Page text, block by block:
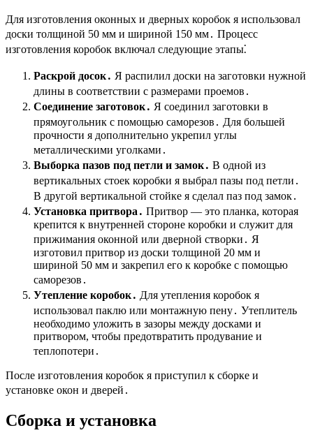
Для изготовления оконных и дверных коробок я использовал
доски толщиной 50 мм и шириной 150 мм․ Процесс
изготовления коробок включал следующие этапы⁚
Раскрой досок․ Я распилил доски на заготовки нужной
длины в соответствии с размерами проемов․
Соединение заготовок․ Я соединил заготовки в
прямоугольник с помощью саморезов․ Для большей
прочности я дополнительно укрепил углы
металлическими уголками․
Выборка пазов под петли и замок․ В одной из
вертикальных стоек коробки я выбрал пазы под петли․
В другой вертикальной стойке я сделал паз под замок․
Установка притвора․ Притвор — это планка, которая
крепится к внутренней стороне коробки и служит для
прижимания оконной или дверной створки․ Я
изготовил притвор из доски толщиной 20 мм и
шириной 50 мм и закрепил его к коробке с помощью
саморезов․
Утепление коробок․ Для утепления коробок я
использовал паклю или монтажную пену․ Утеплитель
необходимо уложить в зазоры между досками и
притвором, чтобы предотвратить продувание и
теплопотери․
После изготовления коробок я приступил к сборке и
установке окон и дверей․
Сборка и установка